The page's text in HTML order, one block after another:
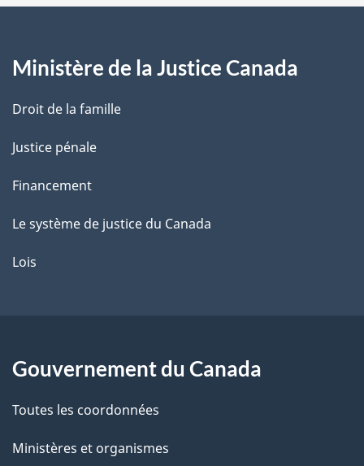
d
p
g
e
e
Ministère de la Justice Canada
Droit de la famille
Justice pénale
Financement
Le système de justice du Canada
Lois
Gouvernement du Canada
Toutes les coordonnées
Ministères et organismes